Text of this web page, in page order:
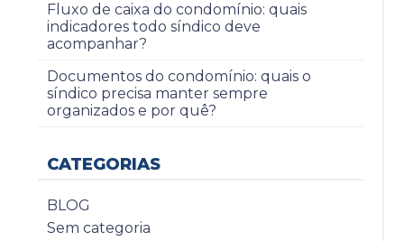
Fluxo de caixa do condomínio: quais
indicadores todo síndico deve
acompanhar?
Documentos do condomínio: quais o
síndico precisa manter sempre
organizados e por quê?
CATEGORIAS
BLOG
Sem categoria